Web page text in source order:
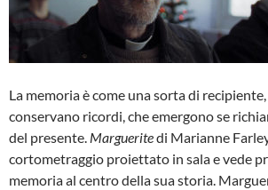
La memoria è come una sorta di
conservano ricordi, che emergono se
del presente. Margueritedi Marianne
cortometraggio proiettato in sala e vede
memoria al centro della sua storia.